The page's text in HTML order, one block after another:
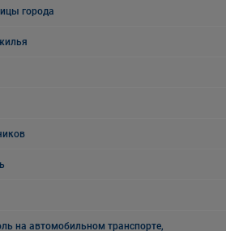
города
на автомобильном транспорте,